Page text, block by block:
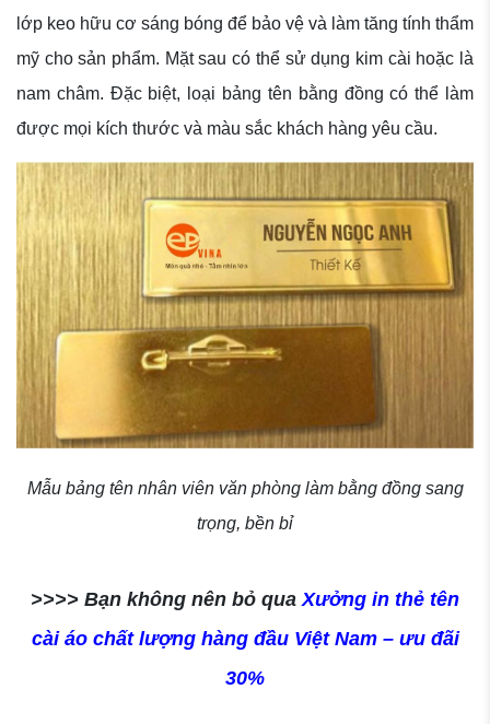
lớp keo hữu cơ sáng bóng để bảo vệ và làm tăng tính thẩm
mỹ cho sản phẩm. Mặt sau có thể sử dụng kim cài hoặc là
nam châm. Đặc biệt, loại bảng tên bằng đồng có thể làm
được mọi kích thước và màu sắc khách hàng yêu cầu.
Mẫu bảng tên nhân viên văn phòng làm bằng đồng sang
trọng, bền bỉ
>>>> Bạn không nên bỏ qua Xưởng in thẻ tên
cài áo chất lượng hàng đầu Việt Nam – ưu đãi
30%